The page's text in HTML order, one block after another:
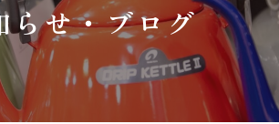
らせ・ブログ